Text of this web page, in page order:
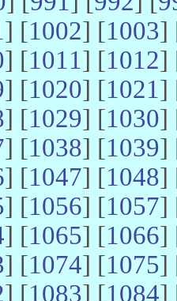
] [1002] [1003]
] [1011] [1012]
] [1020] [1021]
] [1029] [1030]
] [1038] [1039]
] [1047] [1048]
] [1056] [1057]
] [1065] [1066]
] [1074] [1075]
] [1083] [1084]